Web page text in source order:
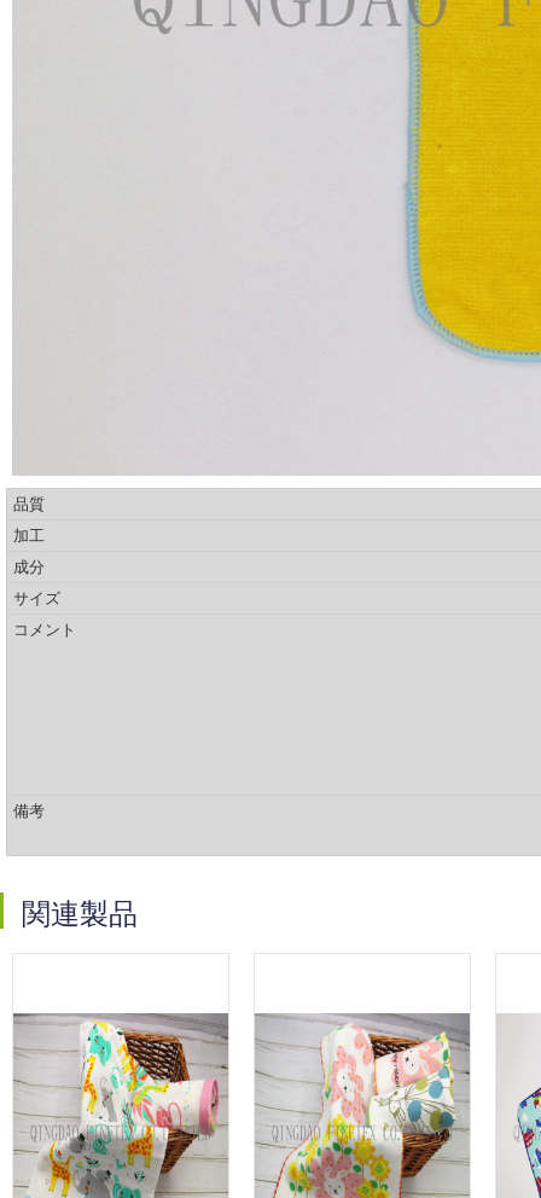
品質
加工
成分
サイズ
コメント
備考
関連製品